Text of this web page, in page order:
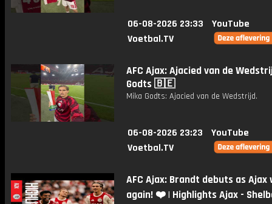
06-08-2026 23:33
YouTube
Voetbal.TV
AFC Ajax: Ajacied van de
Godts 🇧🇪
Mika Godts: Ajacied van de Wedstrijd.
06-08-2026 23:23
YouTube
Voetbal.TV
AFC Ajax: Brandt debuts as Ajax
again! ❤️ | Highlights Ajax -